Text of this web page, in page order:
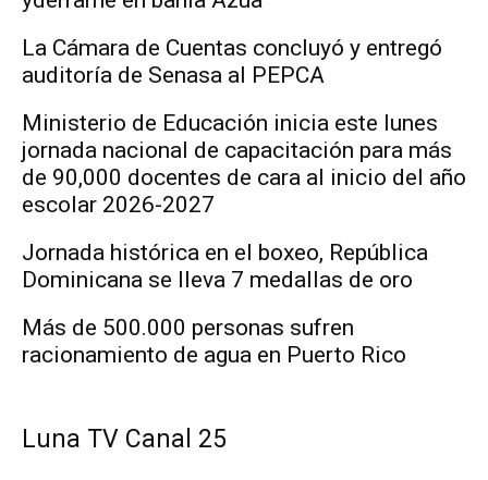
La Cámara de Cuentas concluyó y entregó
auditoría de Senasa al PEPCA
Ministerio de Educación inicia este lunes
jornada nacional de capacitación para más
de 90,000 docentes de cara al inicio del año
escolar 2026-2027
Jornada histórica en el boxeo, República
Dominicana se lleva 7 medallas de oro
Más de 500.000 personas sufren
racionamiento de agua en Puerto Rico
Luna TV Canal 25